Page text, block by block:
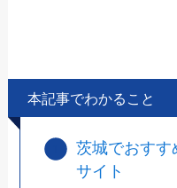
本記事でわかること
茨城でおすす
サイト